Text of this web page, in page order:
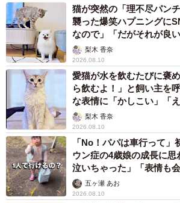
猫が突然の「理不尽パン
襲った爆笑ハプニングに
なので」「だがそれが良
いいね」
梨木 香奈
2026.08.10
愛猫が水を飲むたびに褒
ら飲むよ！」と飼い主を
な表情に「かしこい」「え
梨木 香奈
2026.08.10
「No！パパは車行って
ウン症の4歳娘の成長に
泣いちゃった」「表情も
五ヶ瀬 あお
2026.08.10